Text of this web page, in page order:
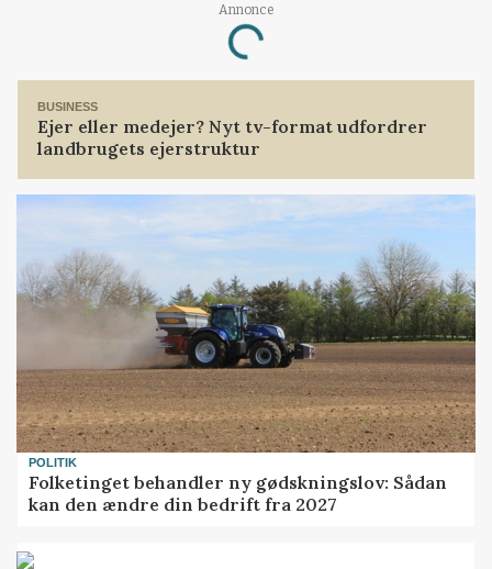
Annonce
Loading...
BUSINESS
Ejer eller medejer? Nyt tv-format udfordrer
landbrugets ejerstruktur
POLITIK
Folketinget behandler ny gødskningslov: Sådan
kan den ændre din bedrift fra 2027